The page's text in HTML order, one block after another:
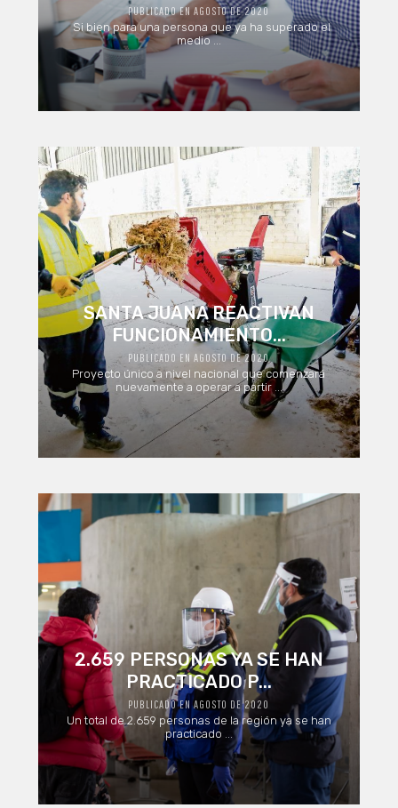
PUBLICADO EN AGOSTO DE 2020
Si bien para una persona que ya ha superado el
medio ...
SANTA JUANA REACTIVAN
FUNCIONAMIENTO...
PUBLICADO EN AGOSTO DE 2020
Proyecto único a nivel nacional que comenzará
nuevamente a operar a partir ...
2.659 PERSONAS YA SE HAN
PRACTICADO P...
PUBLICADO EN AGOSTO DE 2020
Un total de 2.659 personas de la región ya se han
practicado ...